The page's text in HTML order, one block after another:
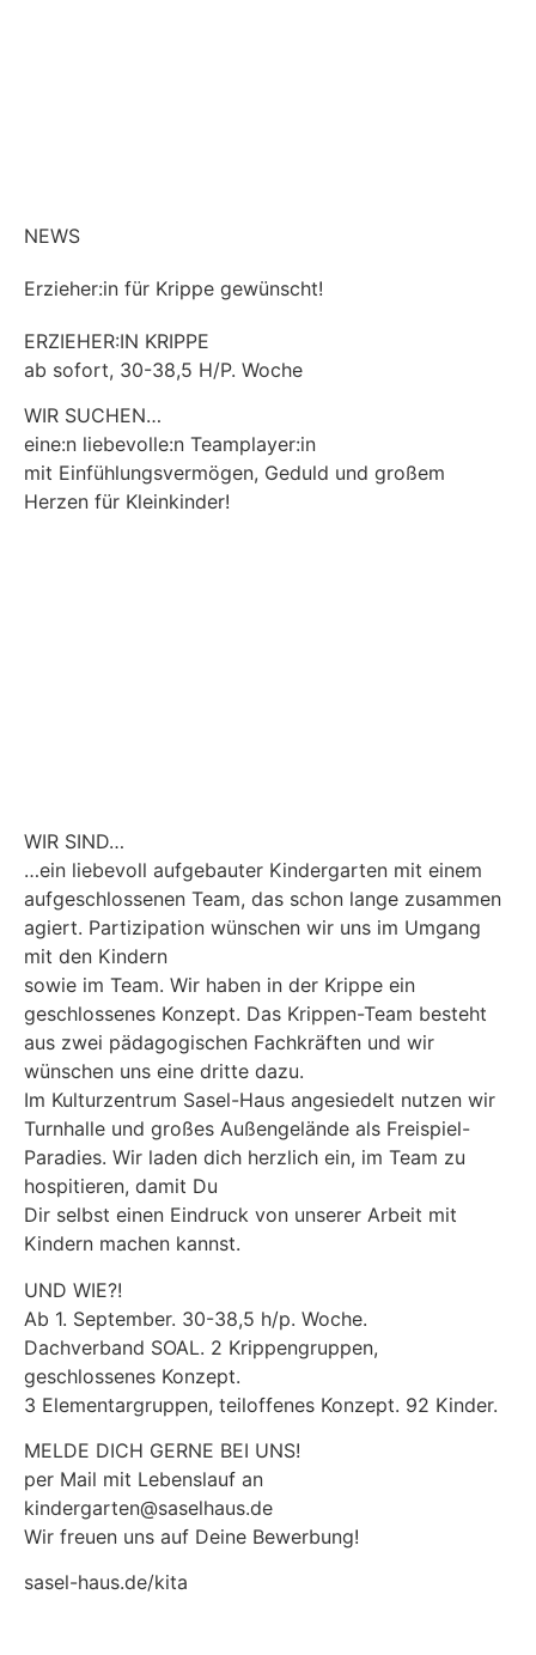
NEWS
Erzieher:in für Krippe gewünscht!
ERZIEHER:IN KRIPPE
ab sofort, 30-38,5 H/P. Woche
WIR SUCHEN…
eine:n liebevolle:n Teamplayer:in
mit Einfühlungsvermögen, Geduld und großem
Herzen für Kleinkinder!
WIR SIND…
…ein liebevoll aufgebauter Kindergarten mit einem
aufgeschlossenen Team, das schon lange zusammen
agiert. Partizipation wünschen wir uns im Umgang
mit den Kindern
sowie im Team. Wir haben in der Krippe ein
geschlossenes Konzept. Das Krippen-Team besteht
aus zwei pädagogischen Fachkräften und wir
wünschen uns eine dritte dazu.
Im Kulturzentrum Sasel-Haus angesiedelt nutzen wir
Turnhalle und großes Außengelände als Freispiel-
Paradies. Wir laden dich herzlich ein, im Team zu
hospitieren, damit Du
Dir selbst einen Eindruck von unserer Arbeit mit
Kindern machen kannst.
UND WIE?!
Ab 1. September. 30-38,5 h/p. Woche.
Dachverband SOAL. 2 Krippengruppen,
geschlossenes Konzept.
3 Elementargruppen, teiloffenes Konzept. 92 Kinder.
MELDE DICH GERNE BEI UNS!
per Mail mit Lebenslauf an
kindergarten@saselhaus.de
Wir freuen uns auf Deine Bewerbung!
sasel-haus.de/kita